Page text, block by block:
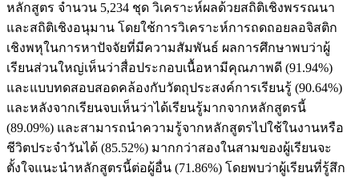
หลักสูตร จำนวน 5,234 ชุด วิเคราะห์ผลด้วยสถิติเชิงพรรณนา
และสถิติเชิงอนุมาน โดยใช้การวิเคราะห์การถดถอยลอจิสติก
เชิงพหุในการหาปัจจัยที่มีความสัมพันธ์ ผลการศึกษาพบว่าผู้
เรียนส่วนใหญ่เห็นว่าสื่อประกอบเนื้อหามีคุณภาพดี (91.94%)
และแบบทดสอบสอดคล้องกับวัตถุประสงค์การเรียนรู้ (90.64%)
และหลังจากเรียนจบเห็นว่าได้เรียนรู้มากจากหลักสูตรนี้
(89.09%) และสามารถนำความรู้จากหลักสูตรไปใช้ในงานหรือ
ชีวิตประจำวันได้ (85.52%) มากกว่าสองในสามของผู้เรียนจะ
ตั้งใจแนะนำหลักสูตรนี้ต่อผู้อื่น (71.86%) โดยพบว่าผู้เรียนที่รู้สึก